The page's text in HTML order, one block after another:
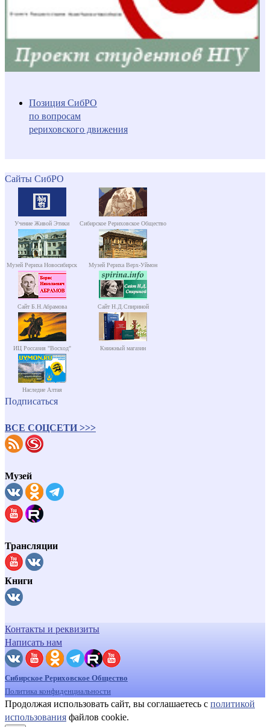
Позиция СибРО
по вопросам
рериховского движения
Сайты СибРО
Учение Живой Этики Сибирское Рериховское Общество
Музей Рериха Новосибирск Музей Рериха Верх-Уймон
Сайт Б.Н.Абрамова Сайт Н.Д.Спириной
ИЦ Россазия "Восход" Книжный магазин
Наследие Алтая
Подписаться
ВСЕ СОЦСЕТИ >>>
Музей
Трансляции
Книги
Контакты и реквизиты
Написать нам
Сибирское Рериховское Общество
Политика конфиденциальности
Продолжая использовать сайт, вы соглашаетесь с политикой
использования файлов cookie.